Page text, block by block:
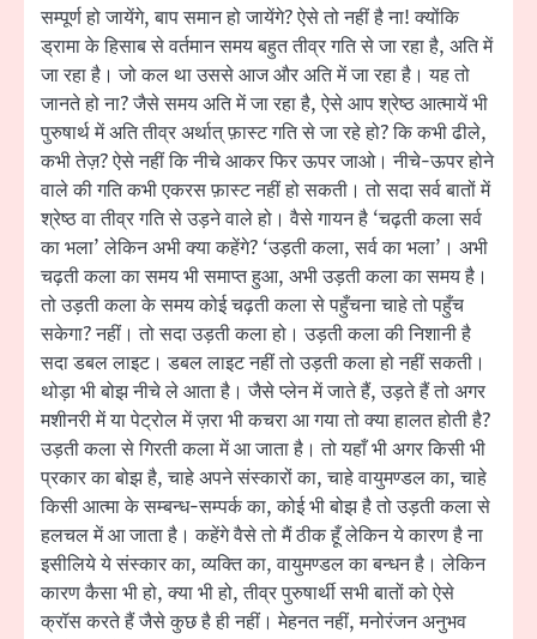
सम्पूर्ण हो जायेंगे, बाप समान हो जायेंगे? ऐसे तो नहीं है ना! क्योंकि
ड्रामा के हिसाब से वर्तमान समय बहुत तीव्र गति से जा रहा है, अति में
जा रहा है। जो कल था उससे आज और अति में जा रहा है। यह तो
जानते हो ना? जैसे समय अति में जा रहा है, ऐसे आप श्रेष्ठ आत्मायें भी
पुरुषार्थ में अति तीव्र अर्थात् फ़ास्ट गति से जा रहे हो? कि कभी ढीले,
कभी तेज़? ऐसे नहीं कि नीचे आकर फिर ऊपर जाओ। नीचे-ऊपर होने
वाले की गति कभी एकरस फ़ास्ट नहीं हो सकती। तो सदा सर्व बातों में
श्रेष्ठ वा तीव्र गति से उड़ने वाले हो। वैसे गायन है ‘चढ़ती कला सर्व
का भला’ लेकिन अभी क्या कहेंगे? ‘उड़ती कला, सर्व का भला’। अभी
चढ़ती कला का समय भी समाप्त हुआ, अभी उड़ती कला का समय है।
तो उड़ती कला के समय कोई चढ़ती कला से पहुँचना चाहे तो पहुँच
सकेगा? नहीं। तो सदा उड़ती कला हो। उड़ती कला की निशानी है
सदा डबल लाइट। डबल लाइट नहीं तो उड़ती कला हो नहीं सकती।
थोड़ा भी बोझ नीचे ले आता है। जैसे प्लेन में जाते हैं, उड़ते हैं तो अगर
मशीनरी में या पेट्रोल में ज़रा भी कचरा आ गया तो क्या हालत होती है?
उड़ती कला से गिरती कला में आ जाता है। तो यहाँ भी अगर किसी भी
प्रकार का बोझ है, चाहे अपने संस्कारों का, चाहे वायुमण्डल का, चाहे
किसी आत्मा के सम्बन्ध-सम्पर्क का, कोई भी बोझ है तो उड़ती कला से
हलचल में आ जाता है। कहेंगे वैसे तो मैं ठीक हूँ लेकिन ये कारण है ना
इसीलिये ये संस्कार का, व्यक्ति का, वायुमण्डल का बन्धन है। लेकिन
कारण कैसा भी हो, क्या भी हो, तीव्र पुरुषार्थी सभी बातों को ऐसे
क्रॉस करते हैं जैसे कुछ है ही नहीं। मेहनत नहीं, मनोरंजन अनुभव